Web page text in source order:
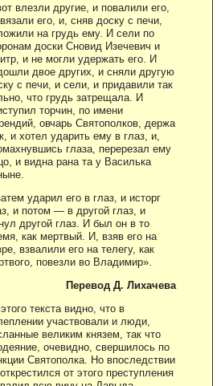
влезли другие, и повалили его,
его, и, сняв доску с печи,
на грудь ему. И сели по
доски Сновид Изечевич и
и не могли удержать его. И
двое других, и сняли другую
с печи, и сели, и придавили так
что грудь затрещала. И
торчин, по имени
овчарь Святополков, держа
и хотел ударить ему в глаз, и,
глаза, перерезал ему
и видна рана та у Василька
ударил его в глаз, и исторг
и потом — в другой глаз, и
другой глаз. И был он в то
как мертвый. И, взяв его на
взвалили его на телегу, как
повезли во Владимир».
Перевод Д. Лихачева
текста видно, что в
участвовали и люди,
великим князем, так что
очевидно, свершилось по
Святополка. Но впоследствии
от этого преступления